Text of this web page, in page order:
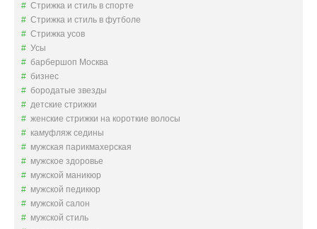
Стрижка и стиль в спорте
Стрижка и стиль в футболе
Стрижка усов
Усы
барбершоп Москва
бизнес
бородатые звезды
детские стрижки
женские стрижки на короткие волосы
камуфляж седины
мужская парикмахерская
мужское здоровье
мужской маникюр
мужской педикюр
мужской салон
мужской стиль